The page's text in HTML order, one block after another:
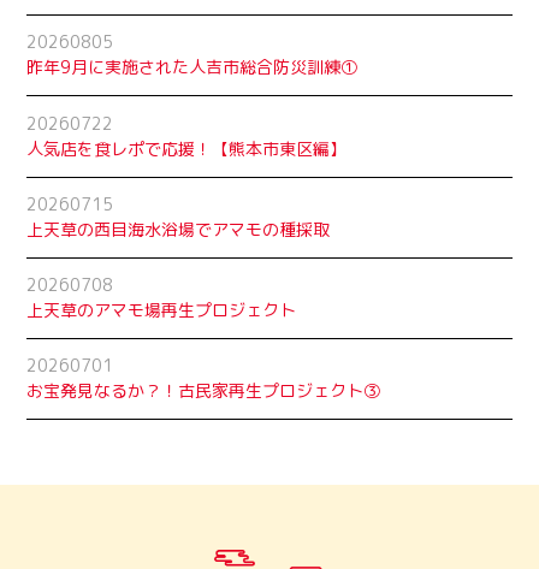
20260805
昨年9月に実施された人吉市総合防災訓練①
20260722
人気店を食レポで応援！【熊本市東区編】
20260715
上天草の西目海水浴場でアマモの種採取
20260708
上天草のアマモ場再生プロジェクト
20260701
お宝発見なるか？！古民家再生プロジェクト➂